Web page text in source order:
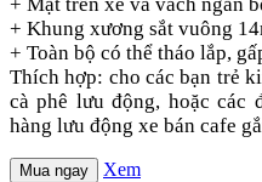
+ Khung xương sắt vuông
+ Toàn bộ có thể tháo lắp,
Thích hợp: cho các bạn trẻ
cà phê lưu động, hoặc các
hàng lưu động xe bán cafe
Mua ngay Xem